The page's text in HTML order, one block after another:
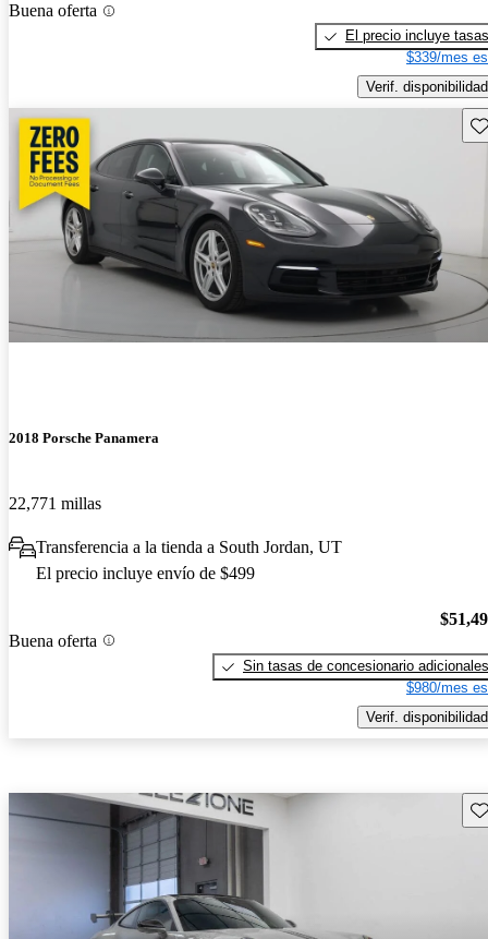
Buena oferta
El precio incluye tasas
$339/mes
Verif. disponibilidad
2018 Porsche Panamera
22,771 millas
Transferencia a la tienda a South Jordan, UT
El precio incluye envío de $499
Buena oferta
Sin tasas de concesionario adicionales
$980/mes
Verif. disponibilidad